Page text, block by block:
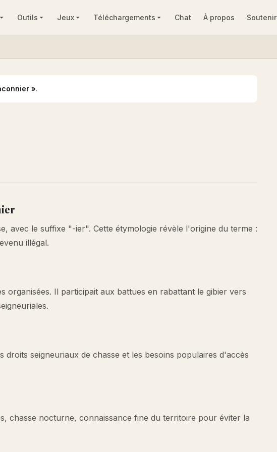
Outils Jeux Téléchargements Chat À propos Soutenir
».
avec le suffixe "-ier". Cette étymologie révèle l'origine du terme :
illégal.
Il participait aux battues en rabattant le gibier vers
seigneuriaux de chasse et les besoins populaires d'accès
chasse nocturne, connaissance fine du territoire pour éviter la